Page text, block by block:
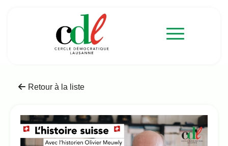
Retour à la liste